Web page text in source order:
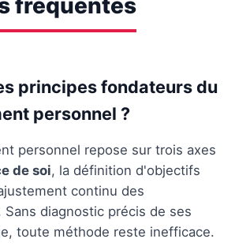
principes fondateurs du
personnel ?
personnel repose sur trois axes
de soi, la définition d'objectifs
continu des
diagnostic précis de ses
toute méthode reste inefficace.